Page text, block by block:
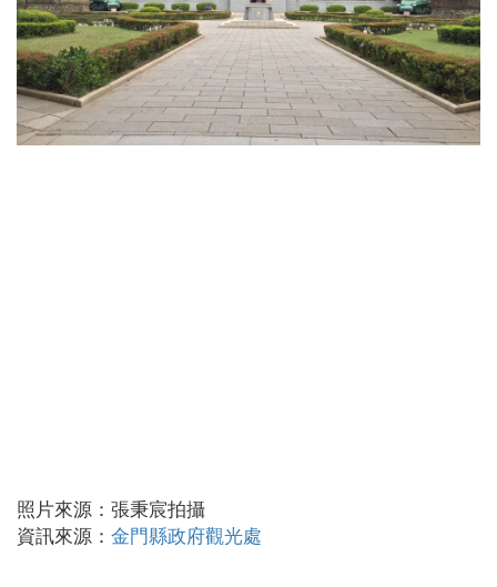
照片來源：張秉宸拍攝
資訊來源： 金門縣政府觀光處